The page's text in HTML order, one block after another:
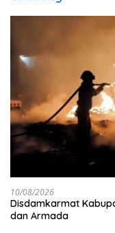
10/08/2026
Disdamkarmat
dan Armada